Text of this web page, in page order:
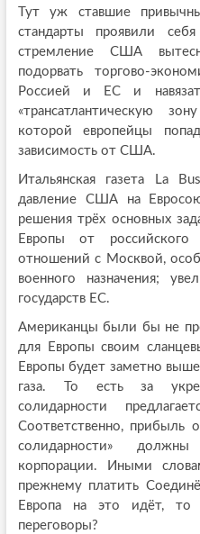
Тут уж ставшие
стандарты проявили
стремление США
подорвать торгово-
Россией и ЕС и
«трансатлантическую
которой европейцы
зависимость от США.
Итальянская газета La
давление США на
решения трёх основных
Европы от
отношений с Москвой,
военного назначения;
государств ЕС.
Американцы были бы не
для Европы своим
Европы будет заметно
газа. То есть за
солидарности
Соответственно, прибыль
солидарности»
корпорации. Иными
прежнему платить
Европа на это идёт,
переговоры?